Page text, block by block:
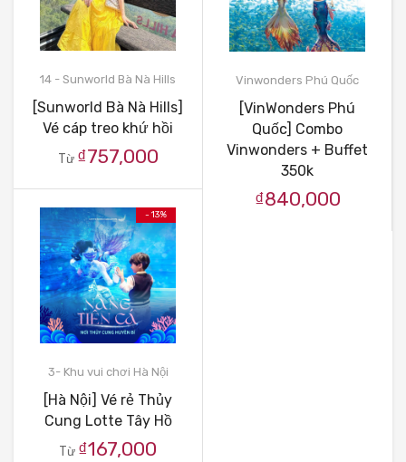
14 - Sunworld Bà Nà Hills
[Sunworld Bà Nà Hills]
Vé cáp treo khứ hồi
Từ ₫757,000
- 13%
3- Khu vui chơi Hà Nội
[Hà Nội] Vé rẻ Thủy
Cung Lotte Tây Hồ
Từ ₫167,000
Vinwonders Phú Quốc
[VinWonders Phú
Quốc] Combo
Vinwonders + Buffet
350k
₫840,000